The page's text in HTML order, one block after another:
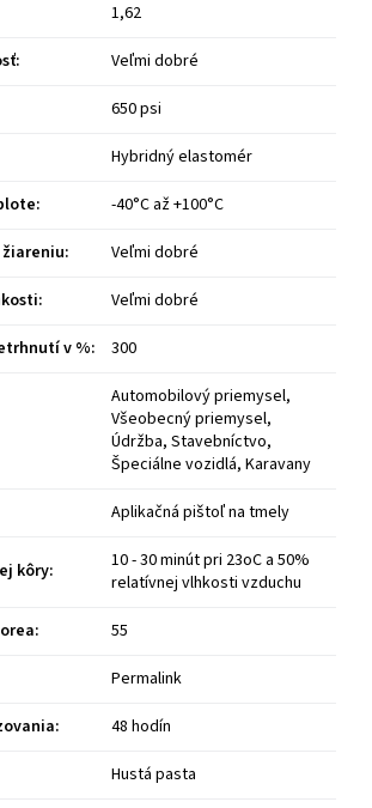
1,62
:
Veľmi dobré
650 psi
Hybridný elastomér
:
-40°C až +100°C
žiareniu:
Veľmi dobré
:
Veľmi dobré
v %: 300
Automobilový priemysel,
Všeobecný priemysel,
Údržba, Stavebníctvo,
Špeciálne vozidlá, Karavany
Aplikačná pištoľ na tmely
kôry:
10 - 30 minút pri 23oC a 50%
relatívnej vlhkosti vzduchu
:
55
Permalink
:
48 hodín
Hustá pasta